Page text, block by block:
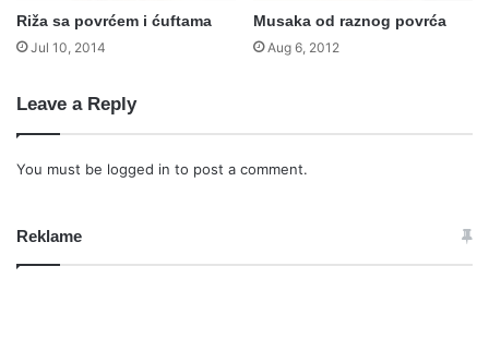
Riža sa povrćem i ćuftama
Jul 10, 2014
Musaka od raznog povrća
Aug 6, 2012
Leave a Reply
You must be logged in to post a comment.
Reklame